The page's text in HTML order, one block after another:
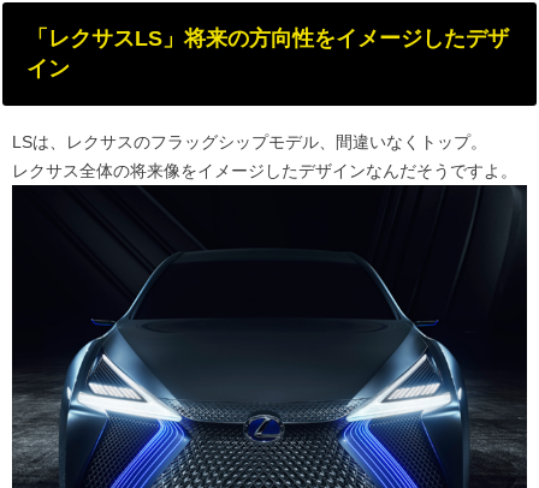
「レクサスLS」将来の方向性をイメージしたデザ
イン
LSは、レクサスのフラッグシップモデル、間違いなくトップ。
レクサス全体の将来像をイメージしたデザインなんだそうですよ。